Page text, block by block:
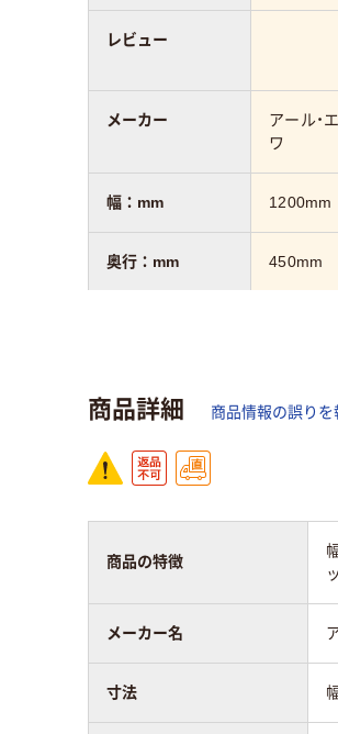
アール・
ワ
1200mm
450mm
レビュー
メーカー
幅：mm
奥行：mm
アスクル商品環境
スコア
商品詳細 商品情報の誤りを
商品の特徴
メーカー名
寸法